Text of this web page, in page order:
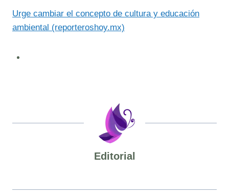
Urge cambiar el concepto de cultura y educación
ambiental (reporteroshoy.mx)
Editorial